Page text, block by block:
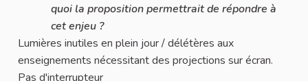
quoi la proposition permettrait de répondre à
cet enjeu ?
Lumières inutiles en plein jour / délétères aux
enseignements nécessitant des projections sur écran.
Pas d'interrupteur